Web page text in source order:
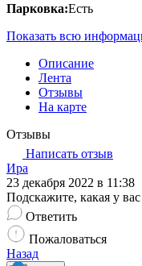
Парковка:Есть
Показать всю
Описание
Лента
Отзывы
На карте
Отзывы
Написать отзыв
Ира
23 декабря 2022 в 11:38
Подскажите, какая у
Ответить
Пожаловаться
Назад